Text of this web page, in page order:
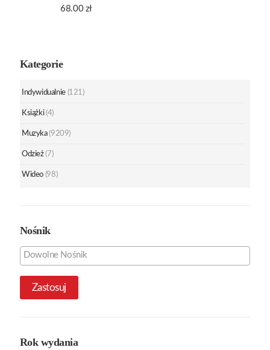
68.00 zł
Kategorie
Indywidualnie (121)
Książki (4)
Muzyka (9209)
Odzież (7)
Wideo (98)
Nośnik
Zastosuj
Rok wydania